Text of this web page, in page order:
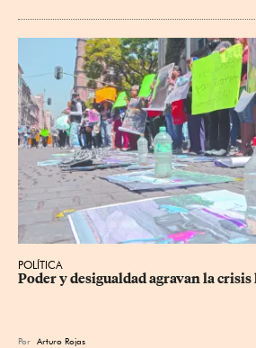
POLÍTICA
Poder y desigualdad agravan la
Por Arturo Rojas